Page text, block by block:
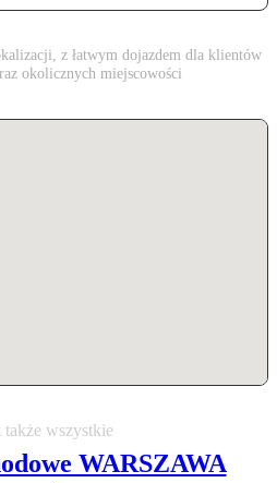
z łatwym dojazdem dla klientów
okolicznych miejscowości
także wszystkie
WARSZAWA